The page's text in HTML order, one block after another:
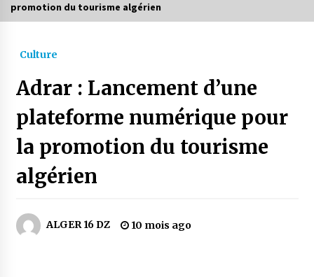
Accidents de la circulation : 11 décès et 243
Début des camps d’été pour un deuxième
groupe d’enfants autistes
Parking de la Promenade des Sablettes : Mis en
service de bornes automatiques
ayants droit
promotion du tourisme algérien
Culture
Adrar : Lancement d’une
plateforme numérique pour
la promotion du tourisme
algérien
ALGER 16 DZ 10 mois ago